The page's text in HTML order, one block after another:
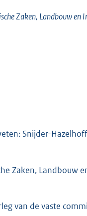
Zaken, Landbouw en
Snijder-
Zaken,
van de vaste